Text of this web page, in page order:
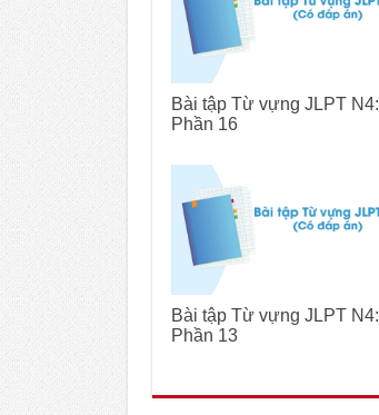
Bài tập Từ vựng JLPT N4:
Phần 16
Bài tập Từ vựng JLPT N4:
Phần 13